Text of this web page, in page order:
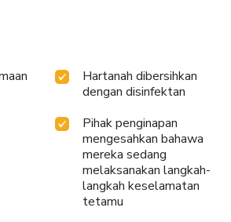
dengan semua kemudahan yang
malam yang nyenyak. Pilihan bilik
keselesaan dan kemudahan anda.
dilengkapi dengan televisyen dan TV
disediakan dengan mudah untuk
Sunroute Plaza Shinjuku menawarkan
peralatan mandian di tandas
Sarapan pagi yang lazat adalah cara
hari anda, dan di Hotel Sunroute
Hartanah dibersihkan
dengan disinfektan
Pihak penginapan
mengesahkan bahawa
mereka sedang
melaksanakan langkah-
langkah keselamatan
tetamu